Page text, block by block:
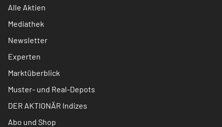
Alle Aktien
Mediathek
Newsletter
Experten
Marktüberblick
Muster- und Real-Depots
DER AKTIONÄR Indizes
Abo und Shop